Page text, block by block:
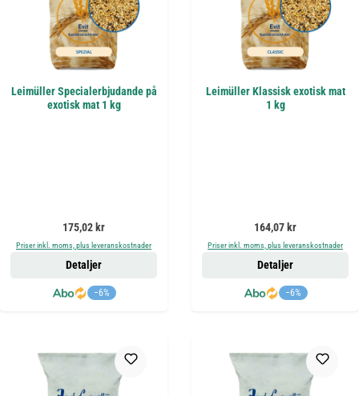
Leimüller Specialerbjudande på
exotisk mat 1 kg
Ordinarie pris:
175,02 kr
Priser inkl. moms, plus leveranskostnader
−6%
Detaljer
Leimüller Klassisk exotisk mat
1 kg
Ordinarie pris:
164,07 kr
Priser inkl. moms, plus leveranskostnader
−6%
Detaljer